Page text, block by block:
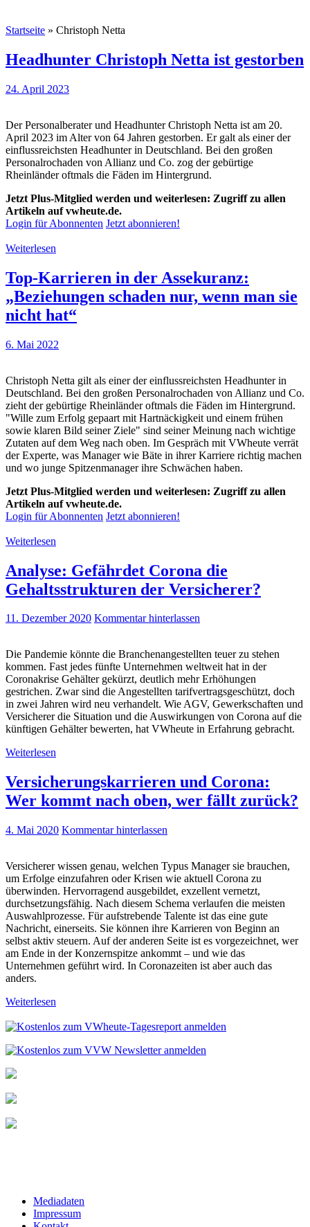
Startseite » Christoph Netta
Headhunter Christoph Netta ist gestorben
24. April 2023
Der Personalberater und Headhunter Christoph Netta ist am 20.
April 2023 im Alter von 64 Jahren gestorben. Er galt als einer der
einflussreichsten Headhunter in Deutschland. Bei den großen
Personalrochaden von Allianz und Co. zog der gebürtige
Rheinländer oftmals die Fäden im Hintergrund.
Jetzt Plus-Mitglied werden und weiterlesen: Zugriff zu allen
Artikeln auf vwheute.de.
Login für Abonnenten Jetzt abonnieren!
Weiterlesen
Top-Karrieren in der Assekuranz:
„Beziehungen schaden nur, wenn man sie
nicht hat“
6. Mai 2022
Christoph Netta gilt als einer der einflussreichsten Headhunter in
Deutschland. Bei den großen Personalrochaden von Allianz und Co.
zieht der gebürtige Rheinländer oftmals die Fäden im Hintergrund.
"Wille zum Erfolg gepaart mit Hartnäckigkeit und einem frühen
sowie klaren Bild seiner Ziele" sind seiner Meinung nach wichtige
Zutaten auf dem Weg nach oben. Im Gespräch mit VWheute verrät
der Experte, was Manager wie Bäte in ihrer Karriere richtig machen
und wo junge Spitzenmanager ihre Schwächen haben.
Jetzt Plus-Mitglied werden und weiterlesen: Zugriff zu allen
Artikeln auf vwheute.de.
Login für Abonnenten Jetzt abonnieren!
Weiterlesen
Analyse: Gefährdet Corona die
Gehaltsstrukturen der Versicherer?
11. Dezember 2020 Kommentar hinterlassen
Die Pandemie könnte die Branchenangestellten teuer zu stehen
kommen. Fast jedes fünfte Unternehmen weltweit hat in der
Coronakrise Gehälter gekürzt, deutlich mehr Erhöhungen
gestrichen. Zwar sind die Angestellten tarifvertragsgeschützt, doch
in zwei Jahren wird neu verhandelt. Wie AGV, Gewerkschaften und
Versicherer die Situation und die Auswirkungen von Corona auf die
künftigen Gehälter bewerten, hat VWheute in Erfahrung gebracht.
Weiterlesen
Versicherungskarrieren und Corona:
Wer kommt nach oben, wer fällt zurück?
4. Mai 2020 Kommentar hinterlassen
Versicherer wissen genau, welchen Typus Manager sie brauchen,
um Erfolge einzufahren oder Krisen wie aktuell Corona zu
überwinden. Hervorragend ausgebildet, exzellent vernetzt,
durchsetzungsfähig. Nach diesem Schema verlaufen die meisten
Auswahlprozesse. Für aufstrebende Talente ist das eine gute
Nachricht, einerseits. Sie können ihre Karrieren von Beginn an
selbst aktiv steuern. Auf der anderen Seite ist es vorgezeichnet, wer
am Ende in der Konzernspitze ankommt – und wie das
Unternehmen geführt wird. In Coronazeiten ist aber auch das
anders.
Weiterlesen
Mediadaten
Impressum